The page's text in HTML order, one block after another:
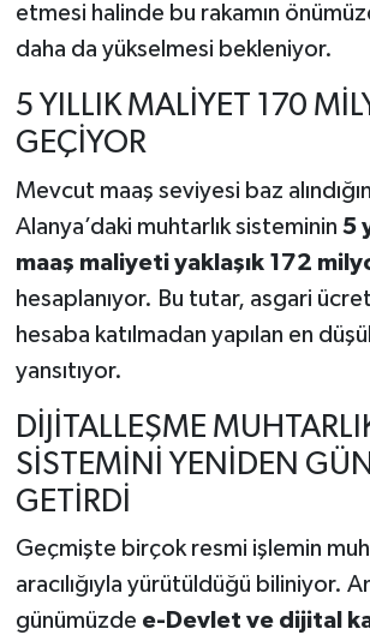
etmesi halinde bu rakamın
daha da yükselmesi bekleniyor.
5 YILLIK MALİYET 170
GEÇİYOR
Mevcut maaş seviyesi baz
Alanya’daki muhtarlık sisteminin 5
maaş maliyeti yaklaşık 172
hesaplanıyor. Bu tutar, asgari ücret
hesaba katılmadan yapılan en
yansıtıyor.
DİJİTALLEŞME
SİSTEMİNİ YENİDEN
GETİRDİ
Geçmişte birçok resmi işlemin
aracılığıyla yürütüldüğü biliniyor.
günümüzde e-Devlet ve dijital